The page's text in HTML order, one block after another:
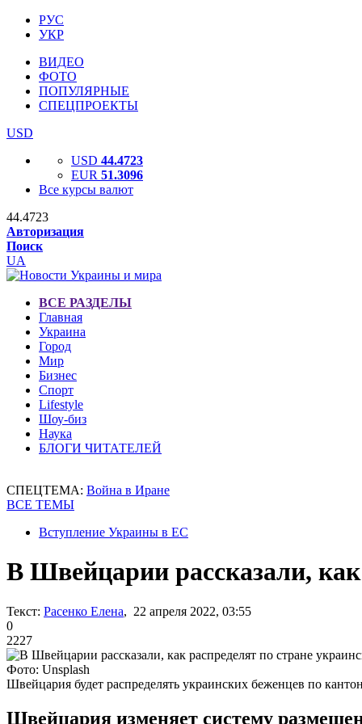
РУС
УКР
ВИДЕО
ФОТО
ПОПУЛЯРНЫЕ
СПЕЦПРОЕКТЫ
USD
USD 44.4723
EUR 51.3096
Все курсы валют
44.4723
Авторизация
Поиск
UA
ВСЕ РАЗДЕЛЫ
Главная
Украина
Город
Мир
Бизнес
Спорт
Lifestyle
Шоу-биз
Наука
БЛОГИ ЧИТАТЕЛЕЙ
СПЕЦТЕМА: Война в Иране
ВСЕ ТЕМЫ
Вступление Украины в ЕС
В Швейцарии рассказали, как
Текст: Расенко Елена, 22 апреля 2022, 03:55
0
2227
Фото: Unsplash
Швейцария будет распределять украинских беженцев по
Швейцария изменяет систему